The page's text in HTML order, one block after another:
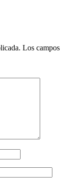
Los campos